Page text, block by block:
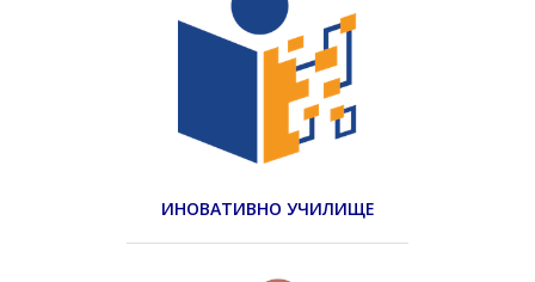
ИНОВАТИВНО УЧИЛИЩЕ